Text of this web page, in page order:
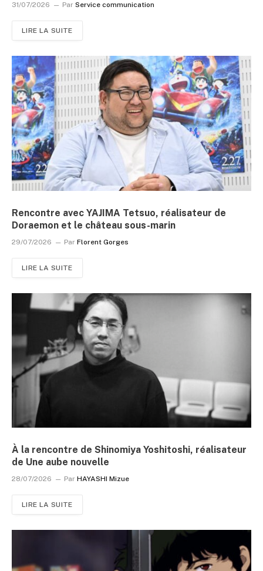
31/07/2026 Par Service communication
LIRE LA SUITE
Rencontre avec YAJIMA Tetsuo, réalisateur de
Doraemon et le château sous-marin
29/07/2026 Par Florent Gorges
LIRE LA SUITE
À la rencontre de Shinomiya Yoshitoshi, réalisateur
de Une aube nouvelle
28/07/2026 Par HAYASHI Mizue
LIRE LA SUITE